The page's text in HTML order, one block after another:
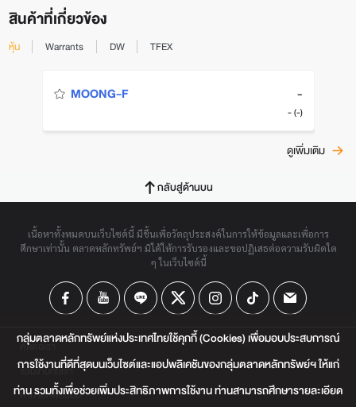
สินค้าที่เกี่ยวข้อง
หุ้น Warrants DW TFEX
MOONG-F -
- (-)
ดูเพิ่มเติม
กลับสู่ด้านบน
เนื้อหาทั้งหมดบนเว็บไซต์นี้ มีขึ้นเพื่อวัตถุประสงค์ในการให้ข้อมูลและเพื่อการ
ศึกษาเท่านั้น ตลาดหลักทรัพย์ฯ มิได้ให้การรับรองและขอปฏิเสธต่อความรับผิดใด
ๆ ในเว็บไซต์นี้
ติดต่อเรา
ร่วมงานกับเรา
คำถามที่พบบ่อย
กลุ่มตลาดหลักทรัพย์แห่งประเทศไทยใช้คุกกี้ (Cookies) เพื่อมอบประสบการณ์
การใช้งานที่ดีที่สุดบนเว็บไซต์และแอปพลิเคชันของกลุ่มตลาดหลักทรัพย์ฯ ให้แก่
ท่าน รวมทั้งเพื่อช่วยเพิ่มประสิทธิภาพการใช้งาน ท่านสามารถศึกษารายละเอียด